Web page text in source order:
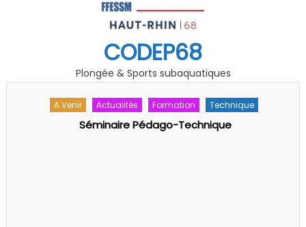
CODEP68
Plongée & Sports subaquatiques
A Venir Actualités
Championnat Départemental PSP 68